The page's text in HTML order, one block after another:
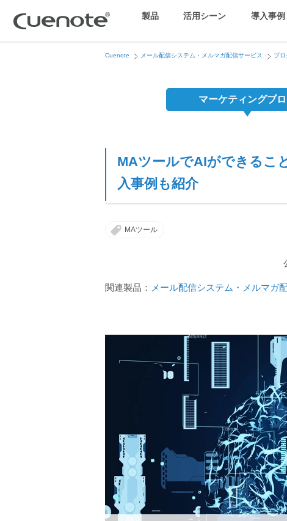
製品
メール配信システム
SMS配信サービス
活用シーン 導入事例
Cuenote メール配信システム・メルマガ配信サービス ブ
マーケティングブ
MAツールでAIができるこ
入事例も紹介
MAツール
関連製品： メール配信システム・メルマガ